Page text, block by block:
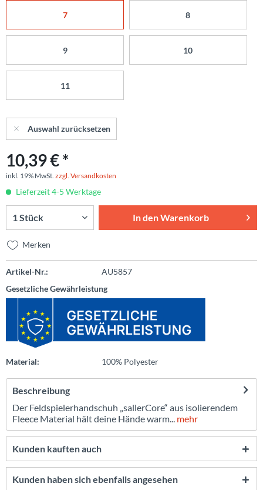
7 8
9 10
11
Auswahl zurücksetzen
10,39 € *
inkl. 19% MwSt. zzgl. Versandkosten
Lieferzeit 4-5 Werktage
In denWarenkorb
Merken
Artikel-Nr.:
AU5857
Gesetzliche Gewährleistung
Material: 100% Polyester
Beschreibung
Der Feldspielerhandschuh „sallerCore“ aus isolierendem
Fleece Material hält deine Hände warm... mehr
Kunden kauften auch
Kunden haben sich ebenfalls angesehen